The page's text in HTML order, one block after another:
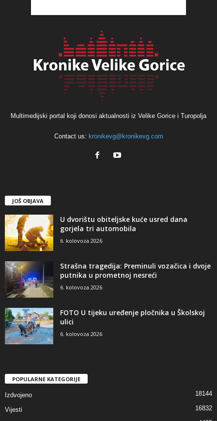
Multimedijski portal koji donosi aktualnosti iz Velike Gorice i Turopolja
Contact us: kronikevg@kronikevg.com
JOŠ OBJAVA
U dvorištu obiteljske kuće usred dana
gorjela tri automobila
6. kolovoza 2026
Strašna tragedija: Preminuli vozačica i dvoje
putnika u prometnoj nesreći
6. kolovoza 2026
FOTO U tijeku uređenje pločnika u Školskoj
ulici
6. kolovoza 2026
POPULARNE KATEGORIJE
Izdvojeno 18144
Vijesti 16832